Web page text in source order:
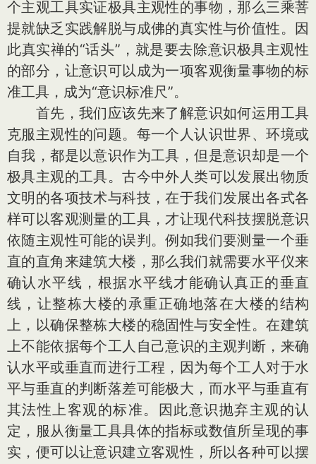
个主观工具实证极具主观性的事物，那么三乘菩
提就缺乏实践解脱与成佛的真实性与价值性。因
此真实禅的“话头”，就是要去除意识极具主观性
的部分，让意识可以成为一项客观衡量事物的标
准工具，成为“意识标准尺”。
首先，我们应该先来了解意识如何运用工具
克服主观性的问题。每一个人认识世界、环境或
自我，都是以意识作为工具，但是意识却是一个
极具主观的工具。古今中外人类可以发展出物质
文明的各项技术与科技，在于我们发展出各式各
样可以客观测量的工具，才让现代科技摆脱意识
依随主观性可能的误判。例如我们要测量一个垂
直的直角来建筑大楼，那么我们就需要水平仪来
确认水平线，根据水平线才能确认真正的垂直
线，让整栋大楼的承重正确地落在大楼的结构
上，以确保整栋大楼的稳固性与安全性。在建筑
上不能依据每个工人自己意识的主观判断，来确
认水平或垂直而进行工程，因为每个工人对于水
平与垂直的判断落差可能极大，而水平与垂直有
其法性上客观的标准。因此意识抛弃主观的认
定，服从衡量工具具体的指标或数值所呈现的事
实，便可以让意识建立客观性，所以各种可以摆